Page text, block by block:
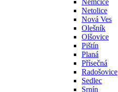
Němčice
Netolice
Nová Ves
Olešník
Olšovice
Pištín
Planá
Přísečná
Radošovice
Sedlec
Srnín